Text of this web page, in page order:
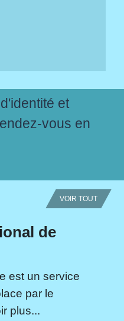
et
vous en
VOIR TOUT
de
est un service
par le
plus...